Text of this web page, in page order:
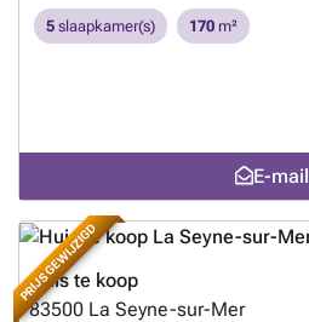
5 slaapkamer(s) 170 m²
E-mail
PRIJS GEWIJZIGD
Huis te koop
83500 La Seyne-sur-Mer